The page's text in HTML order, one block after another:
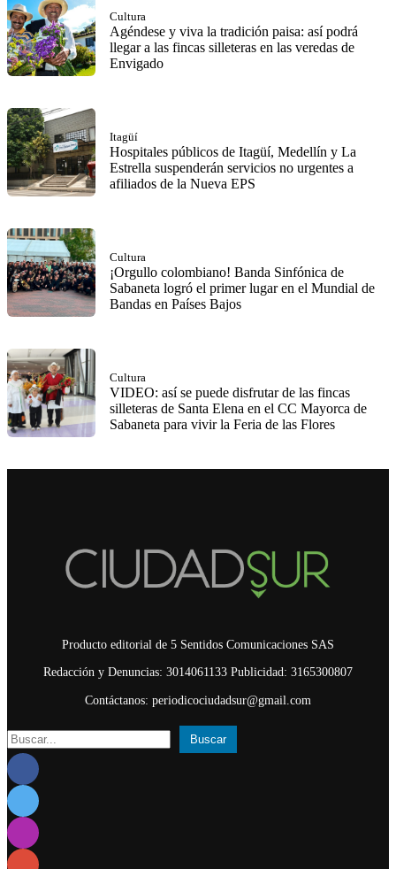
Cultura
Agéndese y viva la tradición paisa: así podrá
llegar a las fincas silleteras en las veredas de
Envigado
Itagüí
Hospitales públicos de Itagüí, Medellín y La
Estrella suspenderán servicios no urgentes a
afiliados de la Nueva EPS
Cultura
¡Orgullo colombiano! Banda Sinfónica de
Sabaneta logró el primer lugar en el Mundial de
Bandas en Países Bajos
Cultura
VIDEO: así se puede disfrutar de las fincas
silleteras de Santa Elena en el CC Mayorca de
Sabaneta para vivir la Feria de las Flores
Producto editorial de 5 Sentidos Comunicaciones SAS
Redacción y Denuncias: 3014061133 Publicidad: 3165300807
Contáctanos: periodicociudadsur@gmail.com
Buscar: Buscar